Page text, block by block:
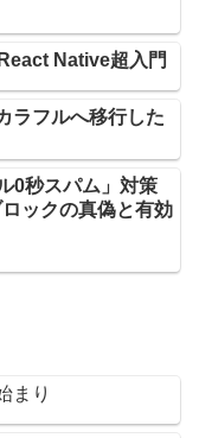
Native超入門
ラフルへ移行した
0秒スパム」対策
ックの真偽と有効
まり